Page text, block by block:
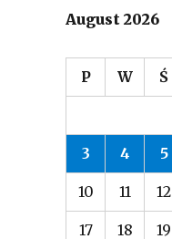
August 2026
P W Ś
3 4 5
10 11 12
17 18 19